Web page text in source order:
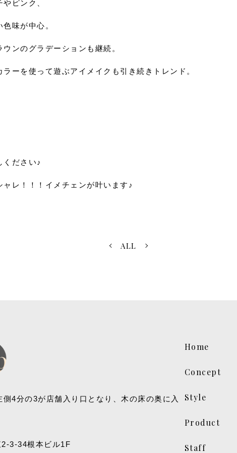
ピンク、
味が中心。
ンのグラデーションも継続。
ーを使って遊ぶアイメイクも引き続きトレンド。
ください♪
レ！！！イメチェンが叶います♪
ALL
3-34根本ビル1F
Home
Concept
Style
Product
Staff